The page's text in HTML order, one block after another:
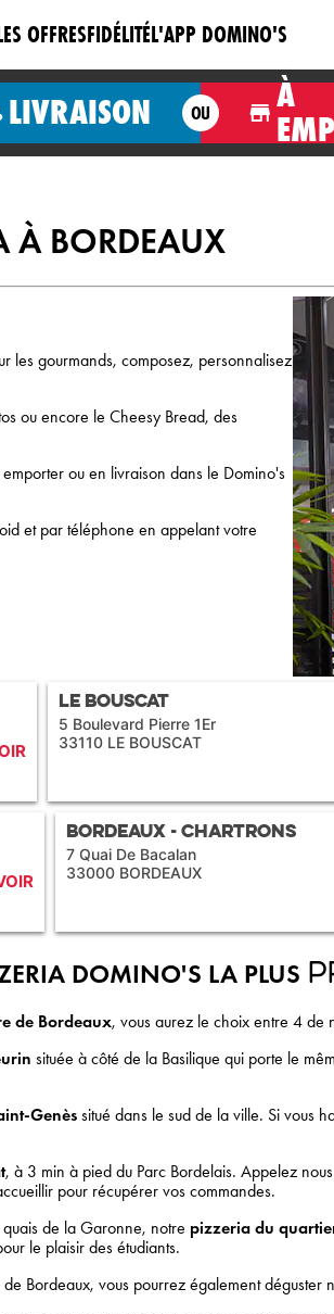
OFFRESFIDÉLITÉL'APP DOMINO'S
LIVRAISON OU
À
BORDEAUX
les gourmands, composez, personnalisez
ou encore le Cheesy Bread, des
ou en livraison dans le Domino's
et par téléphone en appelant votre
Le Bouscat
5 Boulevard Pierre 1Er
33110 LE BOUSCAT
Bordeaux - Chartrons
7 Quai De Bacalan
33000 BORDEAUX
DOMINO'S LA PLUS
de Bordeaux, vous aurez le choix entre 4 de
située à côté de la Basilique qui porte le
Genès situé dans le sud de la ville. Si vous
, à 3 min à pied du Parc Bordelais. Appelez
pour récupérer vos commandes.
de la Garonne, notre pizzeria du
le plaisir des étudiants.
Bordeaux, vous pourrez également déguster